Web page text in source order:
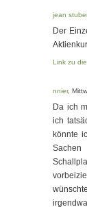
jean
Der
Link zu
nnier,
Da ich
ich
könnte
Sachen